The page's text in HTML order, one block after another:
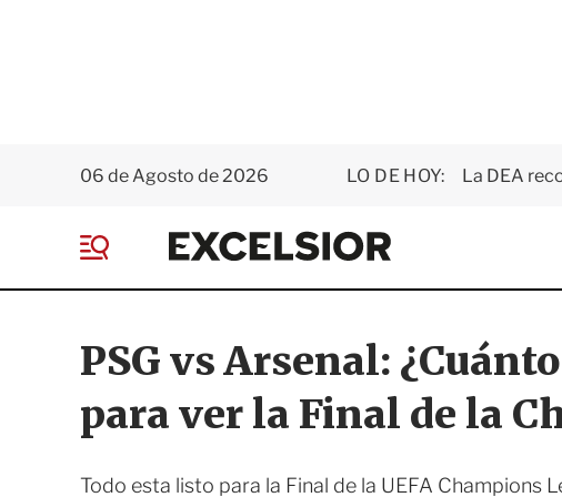
06 de Agosto de 2026 LO DE HOY: La DEA
E
x
e
r
e
PSG vs Arsenal:
para ver la Final de la
Todo esta listo para la Final de la UEFA Champions